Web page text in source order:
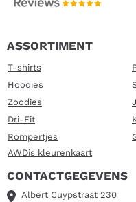
ASSORTIMENT
T-shirts
Hoodies
Zoodies
Dri-Fit
Rompertjes
AWDis kleurenkaart
CONTACTGEGEVENS
Albert Cuypstraat 230